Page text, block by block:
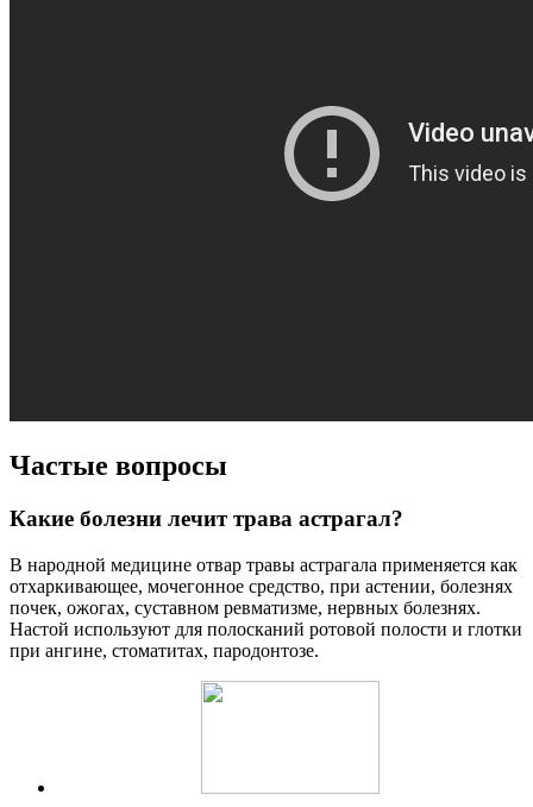
Частые вопросы
Какие болезни лечит трава астрагал?
В народной медицине отвар травы астрагала применяется как
отхаркивающее, мочегонное средство, при астении, болезнях
почек, ожогах, суставном ревматизме, нервных болезнях.
Настой используют для полосканий ротовой полости и глотки
при ангине, стоматитах, пародонтозе.